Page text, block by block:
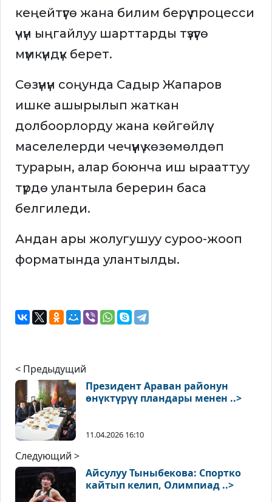
кеңейтүүгө жана билим берүү процесси
үчүн ыңгайлуу шарттарды түзүүгө
мүмкүндүк берет.
Сөзүнүн соңунда Садыр Жапаров
ишке ашырылып жаткан
долбоорлорду жана көйгөйлүү
маселелерди чечүүнү көзөмөлдөп
турарын, алар боюнча иш ырааттуу
түрдө улантыла берерин баса
белгиледи.
Андан ары жолугушуу суроо-жооп
форматында улантылды.
< Предыдущий
Президент Араван районун
өнүктүрүү пландары менен ..>
11.04.2026 16:10
Следующий >
Айсулуу Тыныбекова: Спортко
кайтып келип, Олимпиад ..>